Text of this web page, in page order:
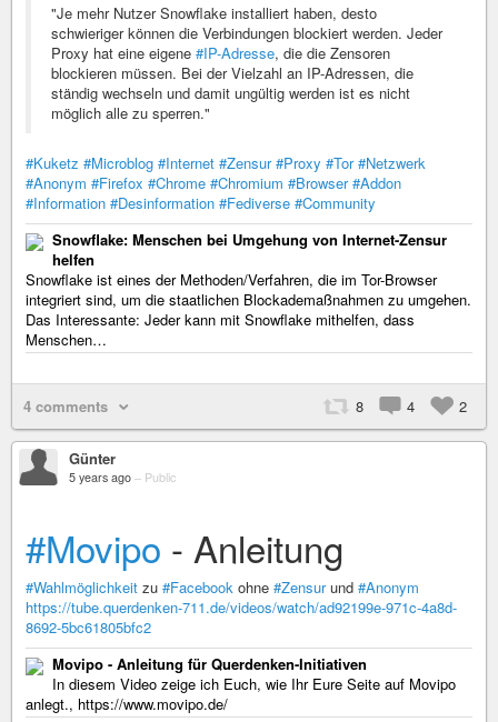
"Je mehr Nutzer Snowflake installiert haben, desto
schwieriger können die Verbindungen blockiert werden. Jeder
Proxy hat eine eigene #IP-Adresse, die die Zensoren
blockieren müssen. Bei der Vielzahl an IP-Adressen, die
ständig wechseln und damit ungültig werden ist es nicht
möglich alle zu sperren."
#Kuketz #Microblog #Internet #Zensur #Proxy #Tor #Netzwerk
#Anonym #Firefox #Chrome #Chromium #Browser #Addon
#Information #Desinformation #Fediverse #Community
Snowflake: Menschen bei Umgehung von Internet-Zensur
helfen
Snowflake ist eines der Methoden/Verfahren, die im Tor-Browser
integriert sind, um die staatlichen Blockademaßnahmen zu umgehen.
Das Interessante: Jeder kann mit Snowflake mithelfen, dass
Menschen…
4 comments 8 4 2
Günter
5 years ago – Public
#Movipo - Anleitung
#Wahlmöglichkeit zu #Facebook ohne #Zensurund #Anonym
https://tube.querdenken-711.de/videos/watch/ad92199e-971c-4a8d-
8692-5bc61805bfc2
Movipo - Anleitung für Querdenken-Initiativen
In diesem Video zeige ich Euch, wie Ihr Eure Seite auf Movipo
anlegt., https://www.movipo.de/